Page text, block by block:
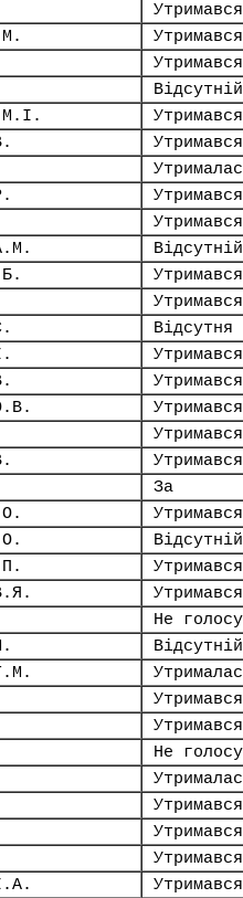
Утримався
Утримався
Утримався
Відсутній
М.І.
Утримався
Утримався
Утримався
Утримався
Відсутній
Утримався
Утримався
Відсутня
Утримався
Утримався
Утримався
Утримався
Утримався
За
Утримався
Відсутній
Утримався
Утримався
Не
Відсутній
Утримався
Утримався
Не
Утримався
Утримався
Утримався
Утримався